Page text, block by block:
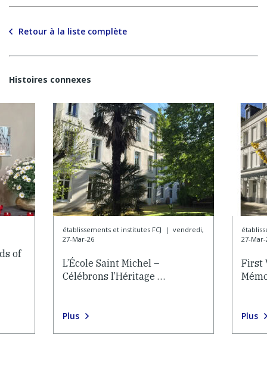
Retour à la liste complète
Histoires connexes
of
établissements et institutes FCJ | vendredi,
27-Mar-26
L’École Saint Michel –
Célébrons l’Héritage …
Plus
27-Mar-
First
Plus